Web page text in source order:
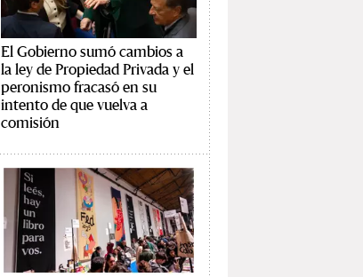
El Gobierno sumó cambios a
la ley de Propiedad Privada y el
peronismo fracasó en su
intento de que vuelva a
comisión